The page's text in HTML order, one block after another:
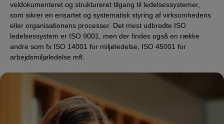
veldokumenteret og struktureret tilgang til ledelsessystemer,
som sikrer en ensartet og systematisk styring af virksomhedens
eller organisationens processer. Det mest udbredte ISO
ledelsessystem er ISO 9001, men der findes også en række
andre som fx ISO 14001 for miljøledelse, ISO 45001 for
arbejdsmiljøledelse mfl.